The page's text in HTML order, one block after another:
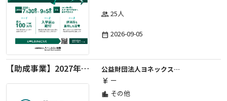
group 25人
date_range 2026-09-05
【助成事業】2027年度中学校部活動の地域展開推進に関する助成金
公益財団法人ヨネックススポーツ振興財団
currency_yen ー
location_city その他